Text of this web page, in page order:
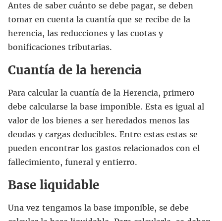
Antes de saber cuánto se debe pagar, se deben
tomar en cuenta la cuantía que se recibe de la
herencia, las reducciones y las cuotas y
bonificaciones tributarias.
Cuantía de la herencia
Para calcular la cuantía de la Herencia, primero
debe calcularse la base imponible. Esta es igual al
valor de los bienes a ser heredados menos las
deudas y cargas deducibles. Entre estas estas se
pueden encontrar los gastos relacionados con el
fallecimiento, funeral y entierro.
Base liquidable
Una vez tengamos la base imponible, se debe